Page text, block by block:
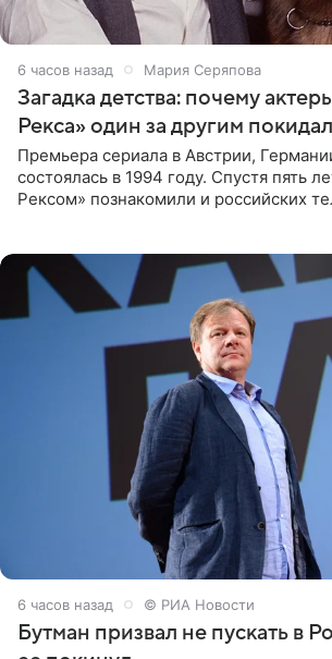
6 часов назад Мария Серяпова
Загадка детства: почему
Рекса» один за другим
Премьера сериала в Австрии,
состоялась в 1994 году. Спустя пять
Рексом» познакомили и российских
6 часов назад © РИА Новости
Бутман призвал не пускать в